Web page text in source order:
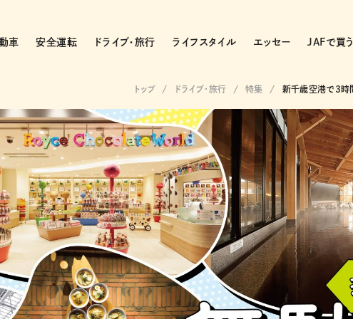
車 安全運転 ドライブ・旅行 ライフスタイル エッセー JAFで買う
トップ ドライブ･旅行 特集